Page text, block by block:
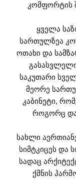
კომფორტის
ყველა
სართულზეა
ოთახი და
საკუთარი
მეორე
კაბინეტი,
როგორც
სახლი
სიმტკიცეს და
სადაც
ქმნის